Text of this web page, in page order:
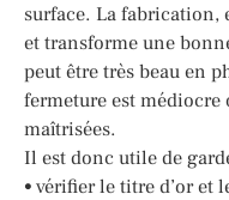
surface. La fabrication,
et transforme une
peut être très beau en
fermeture est
maîtrisées.
Il est donc utile de
• vérifier le titre d’or et